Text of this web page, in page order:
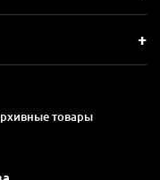
товары